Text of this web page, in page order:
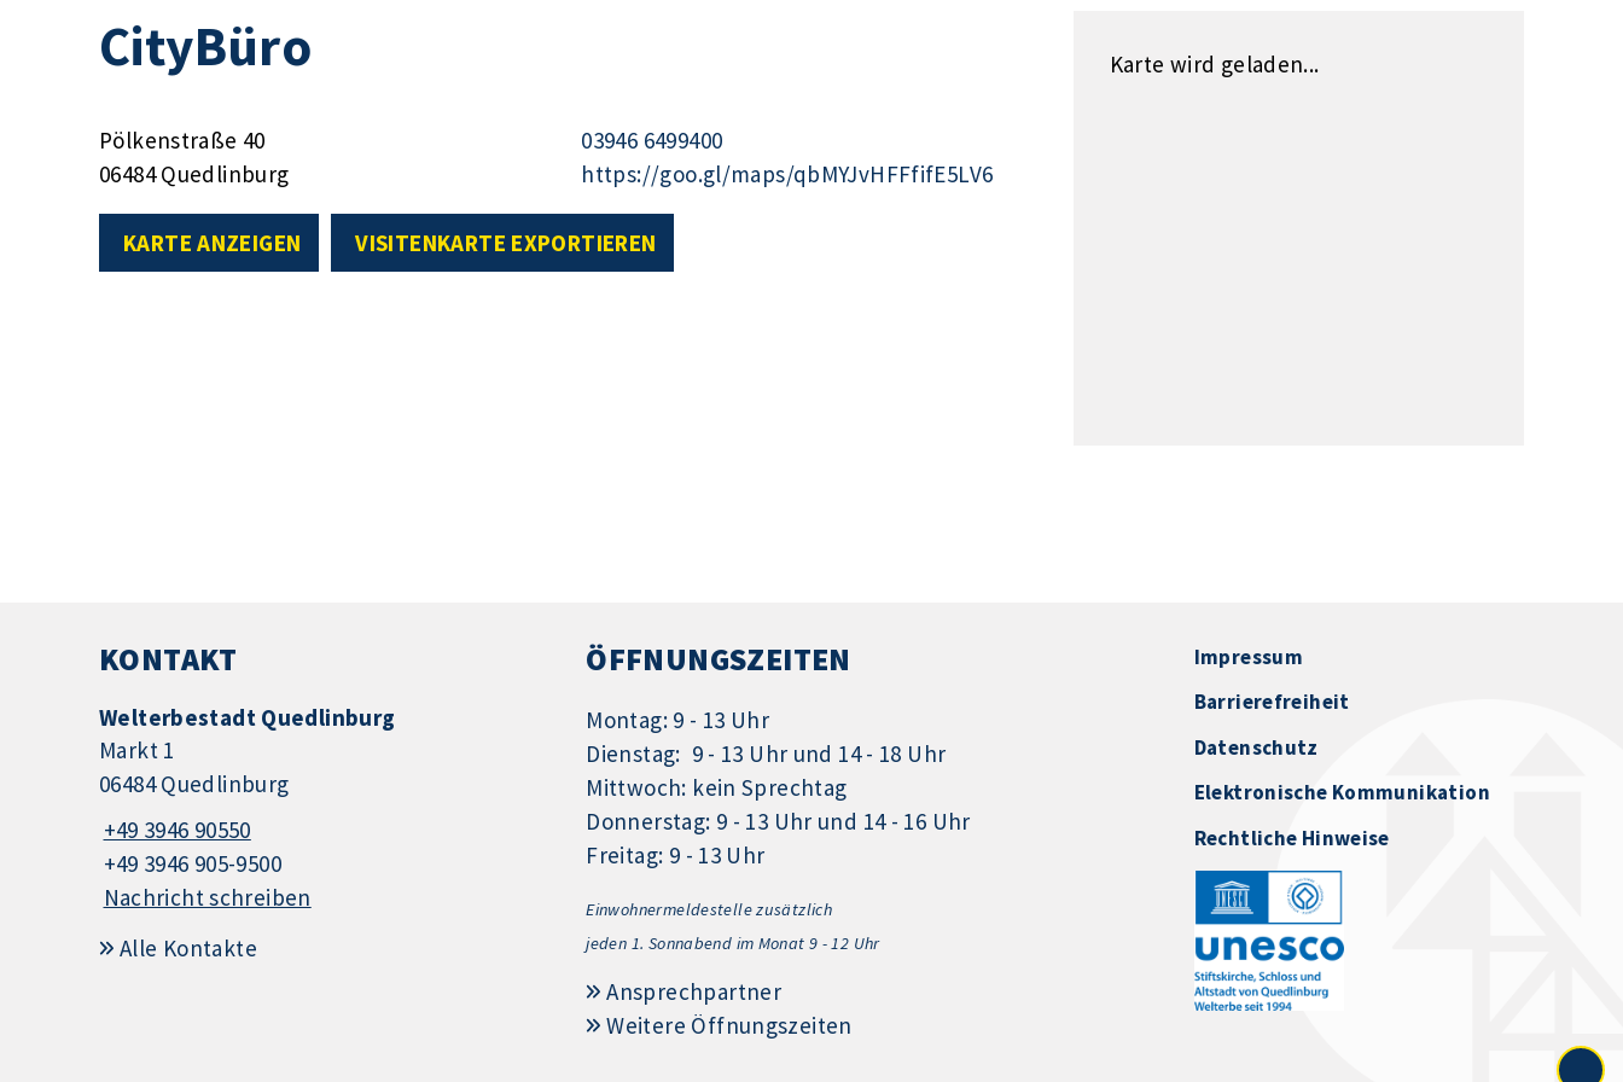
CityBüro
Pölkenstraße 40
06484 Quedlinburg
03946 6499400
https://goo.gl/maps/qbMYJvHFFfifE5LV6
KARTE ANZEIGEN VISITENKARTE EXPORTIEREN
Karte wird geladen...
KONTAKT
Welterbestadt Quedlinburg
Markt 1
06484 Quedlinburg
+49 3946 90550
+49 3946 905-9500
Nachricht schreiben
Alle Kontakte
ÖFFNUNGSZEITEN
Montag: 9 - 13 Uhr
Dienstag: 9 - 13 Uhr und 14 - 18 Uhr
Mittwoch: kein Sprechtag
Donnerstag: 9 - 13 Uhr und 14 - 16 Uhr
Freitag: 9 - 13 Uhr
Einwohnermeldestelle zusätzlich
jeden 1. Sonnabend im Monat 9 - 12 Uhr
Ansprechpartner
Weitere Öffnungszeiten
Impressum
Barrierefreiheit
Datenschutz
Elektronische Kommunikation
Rechtliche Hinweise